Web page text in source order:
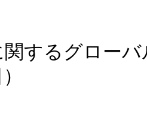
するグロー